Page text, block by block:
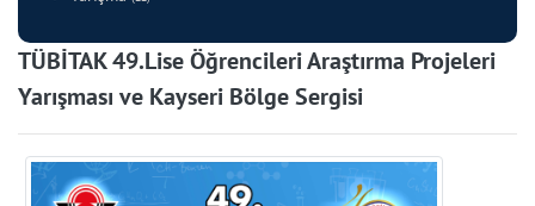
TÜBİTAK 49.Lise Öğrencileri Araştırma Projeleri
Yarışması ve Kayseri Bölge Sergisi